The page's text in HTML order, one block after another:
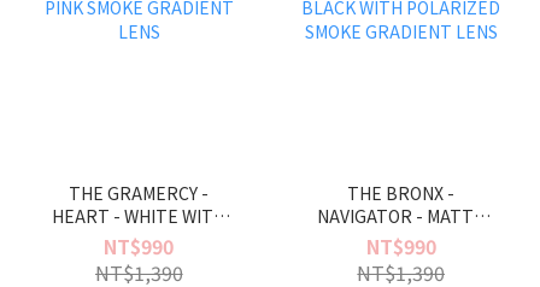
THE GRAMERCY -
HEART - WHITE WITH
POLARIZED PINK SMOKE
GRADIENT LENS
NT$990
NT$1,390
THE BRONX -
NAVIGATOR - MATTE
BLACK WITH
POLARIZED SMOKE
NT$990
NT$1,390